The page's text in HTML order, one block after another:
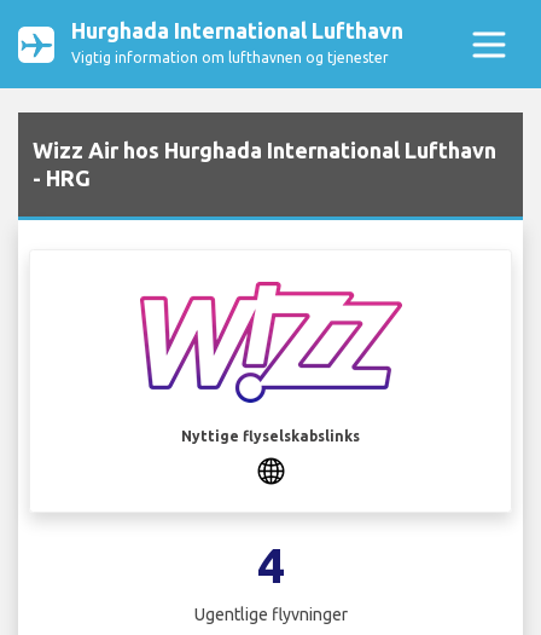
Hurghada International Lufthavn
Vigtig information om lufthavnen og tjenester
Wizz Air hos Hurghada International Lufthavn
- HRG
Nyttige flyselskabslinks
4
Ugentlige flyvninger